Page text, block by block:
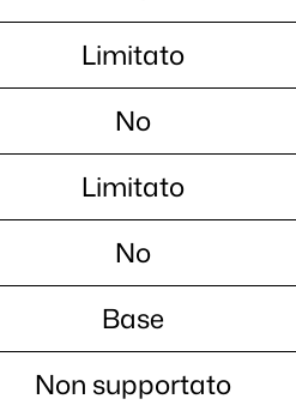
Limitato
No
Limitato
No
Base
Non supportato